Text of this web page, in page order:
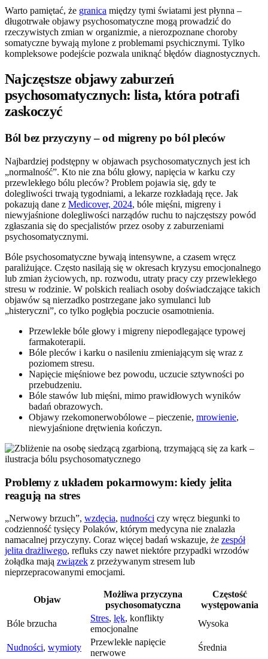
Warto pamiętać, że granica między tymi światami jest płynna –
długotrwałe objawy psychosomatyczne mogą prowadzić do
rzeczywistych zmian w organizmie, a nierozpoznane choroby
somatyczne bywają mylone z problemami psychicznymi. Tylko
kompleksowe podejście pozwala uniknąć błędów diagnostycznych.
Najczęstsze objawy zaburzeń
psychosomatycznych: lista, która potrafi
zaskoczyć
Ból bez przyczyny – od migreny po ból pleców
Najbardziej podstępny w objawach psychosomatycznych jest ich
„normalność”. Kto nie zna bólu głowy, napięcia w karku czy
przewlekłego bólu pleców? Problem pojawia się, gdy te
dolegliwości trwają tygodniami, a lekarze rozkładają ręce. Jak
pokazują dane z Medicover, 2024, bóle mięśni, migreny i
niewyjaśnione dolegliwości narządów ruchu to najczęstszy powód
zgłaszania się do specjalistów przez osoby z zaburzeniami
psychosomatycznymi.
Bóle psychosomatyczne bywają intensywne, a czasem wręcz
paraliżujące. Często nasilają się w okresach kryzysu emocjonalnego
lub zmian życiowych, np. rozwodu, utraty pracy czy przewlekłego
stresu w rodzinie. W polskich realiach osoby doświadczające takich
objawów są nierzadko postrzegane jako symulanci lub
„histeryczni”, co tylko pogłębia poczucie osamotnienia.
Przewlekłe bóle głowy i migreny niepodlegające typowej
farmakoterapii.
Bóle pleców i karku o nasileniu zmieniającym się wraz z
poziomem stresu.
Napięcie mięśniowe bez powodu, uczucie sztywności po
przebudzeniu.
Bóle stawów lub mięśni, mimo prawidłowych wyników
badań obrazowych.
Objawy rzekomonerwobólowe – pieczenie, mrowienie,
niewyjaśnione drętwienia kończyn.
Problemy z układem pokarmowym: kiedy jelita
reagują na stres
„Nerwowy brzuch”, wzdęcia, nudności czy wręcz biegunki to
codzienność tysięcy Polaków, którym medycyna nie znalazła
namacalnej przyczyny. Coraz więcej badań wskazuje, że zespół
jelita drażliwego, refluks czy nawet niektóre przypadki wrzodów
żołądka mają związek z przeżywanym stresem lub
nieprzepracowanymi emocjami.
Objaw
Możliwa przyczyna
psychosomatyczna
Częstość
występowania
Bóle brzucha
Stres, lęk, konflikty
emocjonalne
Wysoka
Nudności, wymioty
Przewlekłe napięcie
nerwowe
Średnia